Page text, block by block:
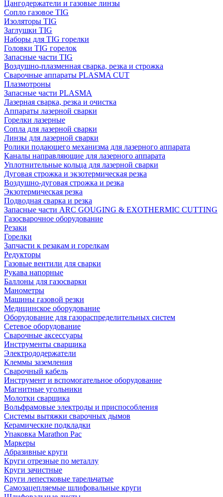
Цангодержатели и газовые линзы
Сопло газовое TIG
Изоляторы TIG
Заглушки TIG
Наборы для TIG горелки
Головки TIG горелок
Запасные части TIG
Воздушно-плазменная сварка, резка и строжка
Сварочные аппараты PLASMA CUT
Плазмотроны
Запасные части PLASMA
Лазерная сварка, резка и очистка
Аппараты лазерной сварки
Горелки лазерные
Сопла для лазерной сварки
Линзы для лазерной сварки
Ролики подающего механизма для лазерного аппарата
Каналы направляющие для лазерного аппарата
Уплотнительные кольца для лазерной сварки
Дуговая строжка и экзотермическая резка
Воздушно-дуговая строжка и резка
Экзотермическая резка
Подводная сварка и резка
Запасные части ARC GOUGING & EXOTHERMIC CUTTING
Газосварочное оборудование
Резаки
Горелки
Запчасти к резакам и горелкам
Редукторы
Газовые вентили для сварки
Рукава напорные
Баллоны для газосварки
Манометры
Машины газовой резки
Медицинское оборудование
Оборудование для газораспределительных систем
Сетевое оборудование
Сварочные аксессуары
Инструменты сварщика
Электрододержатели
Клеммы заземления
Сварочный кабель
Инструмент и вспомогательное оборудование
Магнитные угольники
Молотки сварщика
Вольфрамовые электроды и приспособления
Системы вытяжки сварочных дымов
Керамические подкладки
Упаковка Marathon Pac
Маркеры
Абразивные круги
Круги отрезные по металлу
Круги зачистные
Круги лепестковые тарельчатые
Самозацепляемые шлифовальные круги